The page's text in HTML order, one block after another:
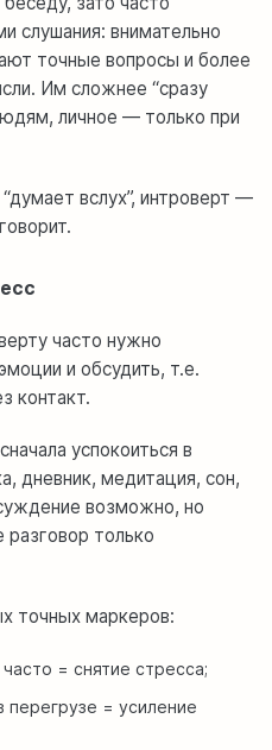
слушания: внимательно
точные вопросы и более
Им сложнее “сразу
личное — только при
вслух”, интроверт —
часто нужно
и обсудить, т.е.
контакт.
успокоиться в
дневник, медитация, сон,
возможно, но
разговор только
точных маркеров:
= снятие стресса;
= усиление